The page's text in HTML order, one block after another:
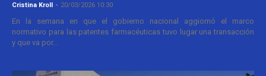
Cristina Kroll - 20/03/2026 10:30
En la semana en que el gobierno nacional aggiornó el marco
normativo para las patentes farmacéuticas tuvo lugar una transacción
y que va por...